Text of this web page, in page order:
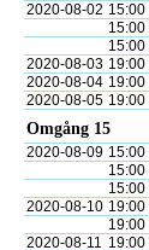
2020-08-02 15:00
15:00
15:00
2020-08-03 19:00
2020-08-04 19:00
2020-08-05 19:00
Omgång 15
2020-08-09 15:00
15:00
15:00
2020-08-10 19:00
19:00
2020-08-11 19:00